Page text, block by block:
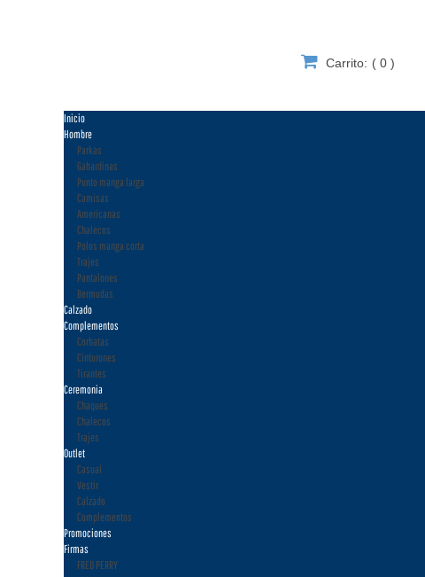
Carrito: ( 0)
Inicio
Hombre
Parkas
Gabardinas
Punto manga larga
Camisas
Americanas
Chalecos
Polos manga corta
Trajes
Pantalones
Bermudas
Calzado
Complementos
Corbatas
Cinturones
Tirantes
Ceremonia
Chaques
Chalecos
Trajes
Outlet
Casual
Vestir
Calzado
Complementos
Promociones
Firmas
FRED PERRY